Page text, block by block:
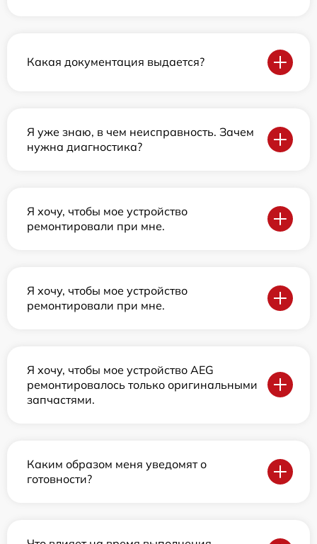
Какая документация выдается?
Я уже знаю, в чем неисправность. Зачем
нужна диагностика?
Я хочу, чтобы мое устройство
ремонтировали при мне.
Я хочу, чтобы мое устройство
ремонтировали при мне.
Я хочу, чтобы мое устройство AEG
ремонтировалось только оригинальными
запчастями.
Каким образом меня уведомят о
готовности?